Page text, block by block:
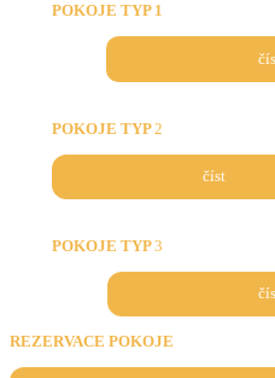
příspěvek
POKOJE TYP 1
POKOJE TYP2
číst
POKOJE TYP3
REZERVACE POKOJE